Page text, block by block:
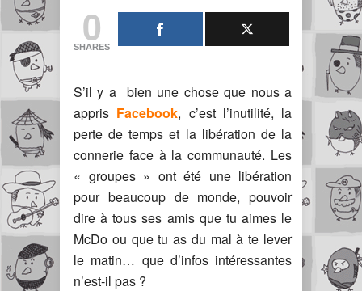
0
SHARES
S’il y a bien une chose que nous a
appris Facebook, c’est l’inutilité, la
perte de temps et la libération de la
connerie face à la communauté. Les
« groupes » ont été une libération
pour beaucoup de monde, pouvoir
dire à tous ses amis que tu aimes le
McDo ou que tu as du mal à te lever
le matin… que d’infos intéressantes
n’est-il pas ?